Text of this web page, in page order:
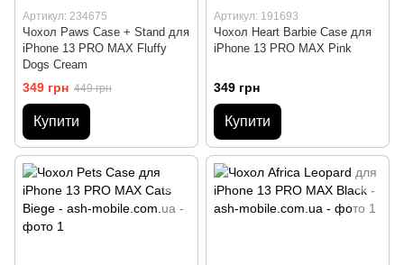
Артикул: 234675
Чохол Paws Case + Stand для
iPhone 13 PRO MAX Fluffy
Dogs Cream
349 грн 449 грн
Купити
Артикул: 191693
Чохол Heart Barbie Case для
iPhone 13 PRO MAX Pink
349 грн
Купити